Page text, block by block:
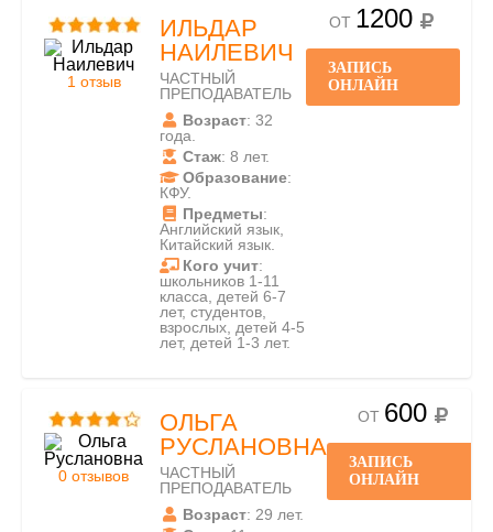
1 отзыв
ИЛЬДАР
НАИЛЕВИЧ
ЧАСТНЫЙ
ПРЕПОДАВАТЕЛЬ
Возраст: 32
года.
Стаж: 8 лет.
Образование:
КФУ.
Предметы:
Английский язык,
Китайский язык.
Кого учит:
школьников 1-11
класса, детей 6-7
лет, студентов,
взрослых, детей 4-5
лет, детей 1-3 лет.
ОТ 1200
ЗАПИСЬ
ОНЛАЙН
0 отзывов
ОЛЬГА
РУСЛАНОВНА
ЧАСТНЫЙ
ПРЕПОДАВАТЕЛЬ
Возраст: 29 лет.
ОТ 600
ЗАПИСЬ
ОНЛАЙН